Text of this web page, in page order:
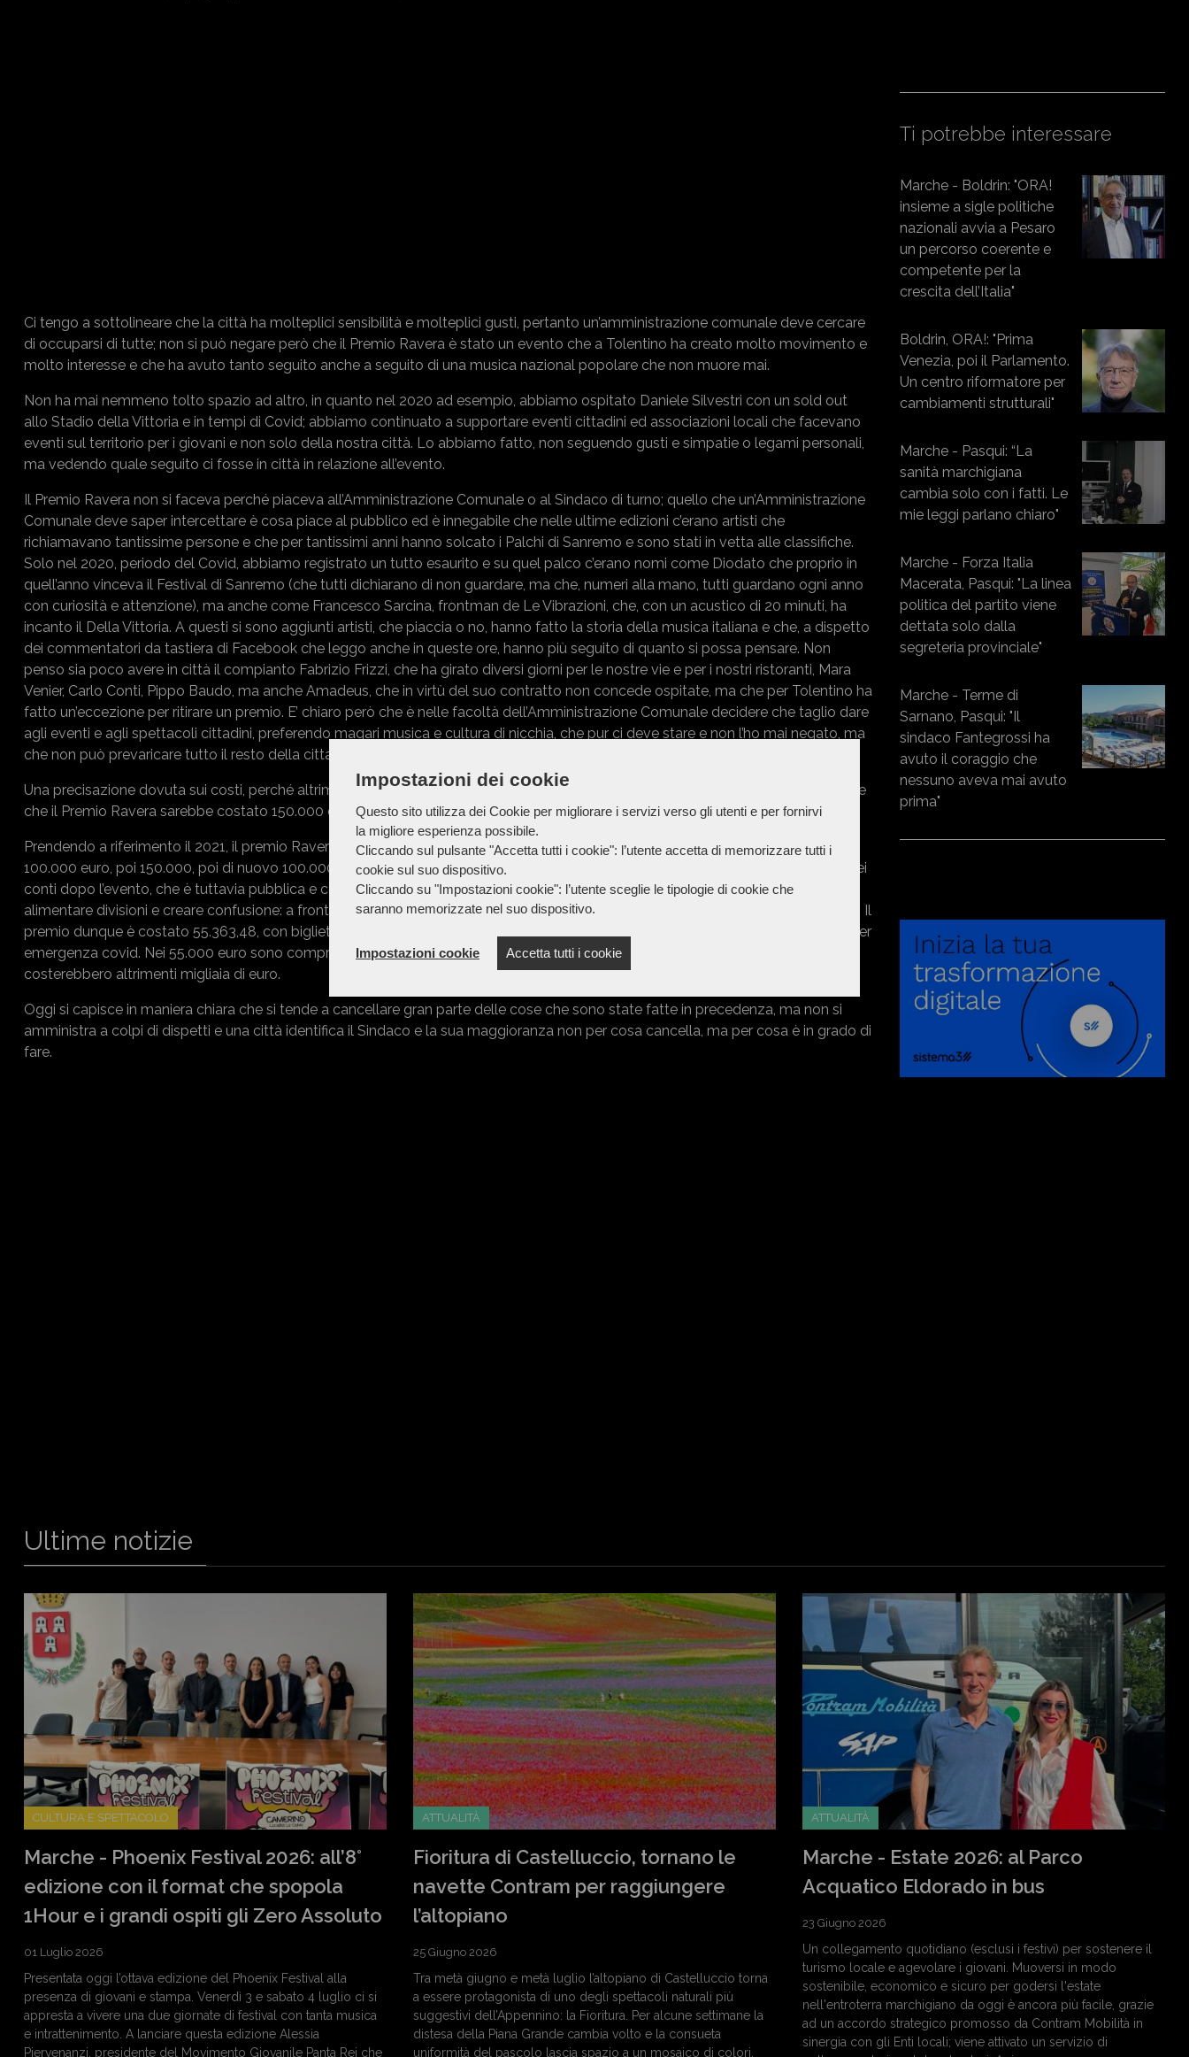
Impostazioni dei cookie
Questo sito utilizza dei Cookie per migliorare i servizi verso gli utenti e per fornirvi
la migliore esperienza possibile.
Cliccando sul pulsante "Accetta tutti i cookie": l’utente accetta di memorizzare tutti i
cookie sul suo dispositivo.
Cliccando su "Impostazioni cookie": l’utente sceglie le tipologie di cookie che
saranno memorizzate nel suo dispositivo.
Impostazioni cookie Accetta tutti i cookie
Ci tengo a sottolineare che la città ha molteplici sensibilità e molteplici gusti, pertanto un’amministrazione comunale deve cercare
di occuparsi di tutte; non si può negare però che il Premio Ravera è stato un evento che a Tolentino ha creato molto movimento e
molto interesse e che ha avuto tanto seguito anche a seguito di una musica nazional popolare che non muore mai.
Non ha mai nemmeno tolto spazio ad altro, in quanto nel 2020 ad esempio, abbiamo ospitato Daniele Silvestri con un sold out
allo Stadio della Vittoria e in tempi di Covid; abbiamo continuato a supportare eventi cittadini ed associazioni locali che facevano
eventi sul territorio per i giovani e non solo della nostra città. Lo abbiamo fatto, non seguendo gusti e simpatie o legami personali,
ma vedendo quale seguito ci fosse in città in relazione all’evento.
Il Premio Ravera non si faceva perché piaceva all’Amministrazione Comunale o al Sindaco di turno; quello che un’Amministrazione
Comunale deve saper intercettare è cosa piace al pubblico ed è innegabile che nelle ultime edizioni c’erano artisti che
richiamavano tantissime persone e che per tantissimi anni hanno solcato i Palchi di Sanremo e sono stati in vetta alle classifiche.
Solo nel 2020, periodo del Covid, abbiamo registrato un tutto esaurito e su quel palco c’erano nomi come Diodato che proprio in
quell’anno vinceva il Festival di Sanremo (che tutti dichiarano di non guardare, ma che, numeri alla mano, tutti guardano ogni anno
con curiosità e attenzione), ma anche come Francesco Sarcina, frontman de Le Vibrazioni, che, con un acustico di 20 minuti, ha
incanto il Della Vittoria. A questi si sono aggiunti artisti, che piaccia o no, hanno fatto la storia della musica italiana e che, a dispetto
dei commentatori da tastiera di Facebook che leggo anche in queste ore, hanno più seguito di quanto si possa pensare. Non
penso sia poco avere in città il compianto Fabrizio Frizzi, che ha girato diversi giorni per le nostre vie e per i nostri ristoranti, Mara
Venier, Carlo Conti, Pippo Baudo, ma anche Amadeus, che in virtù del suo contratto non concede ospitate, ma che per Tolentino ha
fatto un’eccezione per ritirare un premio. E’ chiaro però che è nelle facoltà dell’Amministrazione Comunale decidere che taglio dare
agli eventi e agli spettacoli cittadini, preferendo magari musica e cultura di nicchia, che pur ci deve stare e non l’ho mai negato, ma
che non può prevaricare tutto il resto della cittadinanza, costringendola a recarsi altrove.
Una precisazione dovuta sui costi, perché altrimenti si può dire sempre tutto: leggiamo e ascoltiamo anche in Consiglio Comunale
che il Premio Ravera sarebbe costato 150.000 euro. Questa è un’informazione errata, fuorviante e faziosa.
Prendendo a riferimento il 2021, il premio Ravera ha avuto 3 delibere di giunta dove come previsione, si metteva a bilancio prima
100.000 euro, poi 150.000, poi di nuovo 100.000, che comprendevano sponsor, sbigliettamento e risorse comunali. La chiusura dei
conti dopo l’evento, che è tuttavia pubblica e consultabile, mette un punto definito ad illazioni che altro che non fanno che
alimentare divisioni e creare confusione: a fronte di un totale di spese di euro 102.338,48 ci sono state entrate per euro 46.975,00. Il
premio dunque è costato 55.363,48, con biglietti a prezzo calmierato (euro 20/25 euro massimo) e numero limitato di persone per
emergenza covid. Nei 55.000 euro sono compresi anche la diffusione dell’evento su Raiuno e sui maggiori media italiani, che
costerebbero altrimenti migliaia di euro.
Oggi si capisce in maniera chiara che si tende a cancellare gran parte delle cose che sono state fatte in precedenza, ma non si
amministra a colpi di dispetti e una città identifica il Sindaco e la sua maggioranza non per cosa cancella, ma per cosa è in grado di
fare.
Ti potrebbe interessare
Marche - Boldrin: "ORA!
insieme a sigle politiche
nazionali avvia a Pesaro
un percorso coerente e
competente per la
crescita dell’Italia"
Boldrin, ORA!: "Prima
Venezia, poi il Parlamento.
Un centro riformatore per
cambiamenti strutturali"
Marche - Pasqui: “La
sanità marchigiana
cambia solo con i fatti. Le
mie leggi parlano chiaro"
Marche - Forza Italia
Macerata, Pasqui: "La linea
politica del partito viene
dettata solo dalla
segreteria provinciale"
Marche - Terme di
Sarnano, Pasqui: "Il
sindaco Fantegrossi ha
avuto il coraggio che
nessuno aveva mai avuto
prima"
Ultime notizie
CULTURA E SPETTACOLO
Marche - Phoenix Festival 2026: all’8°
edizione con il format che spopola
1Hour e i grandi ospiti gli Zero Assoluto
01 Luglio 2026
Presentata oggi l’ottava edizione del Phoenix Festival alla
presenza di giovani e stampa. Venerdì 3 e sabato 4 luglio ci si
appresta a vivere una due giornate di festival con tanta musica
e intrattenimento. A lanciare questa edizione Alessia
Piervenanzi, presidente del Movimento Giovanile Panta Rei che
ATTUALITÀ
Fioritura di Castelluccio, tornano le
navette Contram per raggiungere
l’altopiano
25 Giugno 2026
Tra metà giugno e metà luglio l’altopiano di Castelluccio torna
a essere protagonista di uno degli spettacoli naturali più
suggestivi dell’Appennino: la Fioritura. Per alcune settimane la
distesa della Piana Grande cambia volto e la consueta
uniformità del pascolo lascia spazio a un mosaico di colori,
ATTUALITÀ
Marche - Estate 2026: al Parco
Acquatico Eldorado in bus
23 Giugno 2026
Un collegamento quotidiano (esclusi i festivi) per sostenere il
turismo locale e agevolare i giovani. Muoversi in modo
sostenibile, economico e sicuro per godersi l'estate
nell'entroterra marchigiano da oggi è ancora più facile, grazie
ad un accordo strategico promosso da Contram Mobilità in
sinergia con gli Enti locali; viene attivato un servizio di